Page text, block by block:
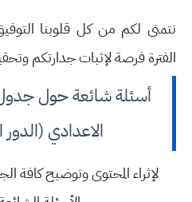
نتمنى لكم من كل قلوبنا
الفترة فرصة لإثبات جدارتكم
أسئلة شائعة حول
الاعدادي (الدور
لإثراء المحتوى وتوضيح كافة